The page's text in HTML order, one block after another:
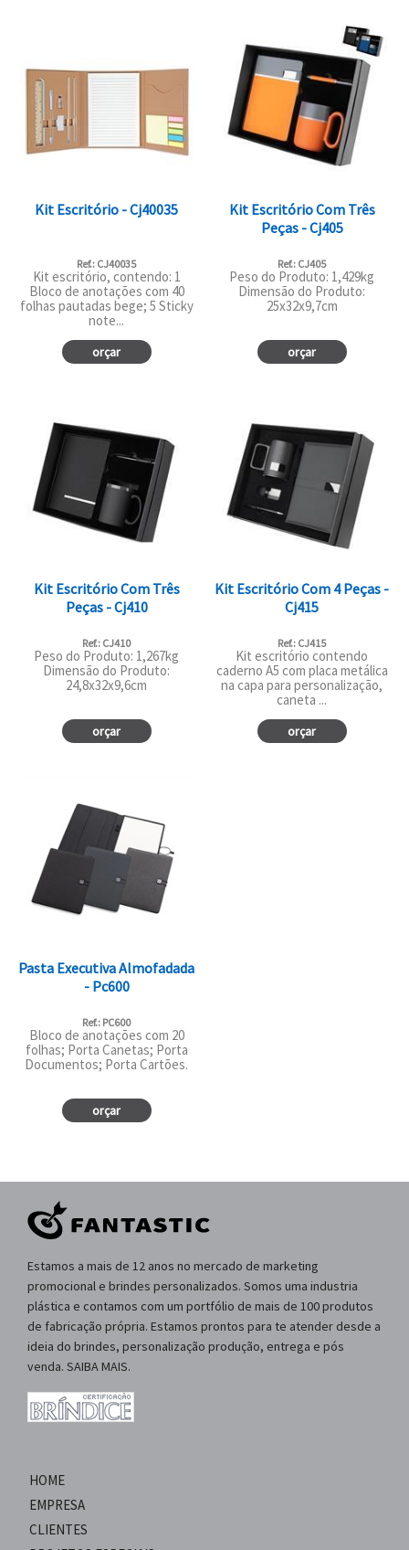
Kit Escritório - Cj40035
Ref.: CJ40035
Kit escritório, contendo: 1
Bloco de anotações com 40
folhas pautadas bege; 5 Sticky
note...
orçar
Kit Escritório Com Três
Peças - Cj405
Ref.: CJ405
Peso do Produto: 1,429kg
Dimensão do Produto:
25x32x9,7cm
orçar
Kit Escritório Com Três
Peças - Cj410
Ref.: CJ410
Peso do Produto: 1,267kg
Dimensão do Produto:
24,8x32x9,6cm
orçar
Kit Escritório Com 4 Peças -
Cj415
Ref.: CJ415
Kit escritório contendo
caderno A5 com placa metálica
na capa para personalização,
caneta ...
orçar
Pasta Executiva Almofadada
- Pc600
Ref.: PC600
Bloco de anotações com 20
folhas; Porta Canetas; Porta
Documentos; Porta Cartões.
orçar
Estamos a mais de 12 anos no mercado de marketing
promocional e brindes personalizados. Somos uma industria
plástica e contamos com um portfólio de mais de 100 produtos
de fabricação própria. Estamos prontos para te atender desde a
ideia do brindes, personalização produção, entrega e pós
venda. SAIBA MAIS.
HOME
EMPRESA
CLIENTES